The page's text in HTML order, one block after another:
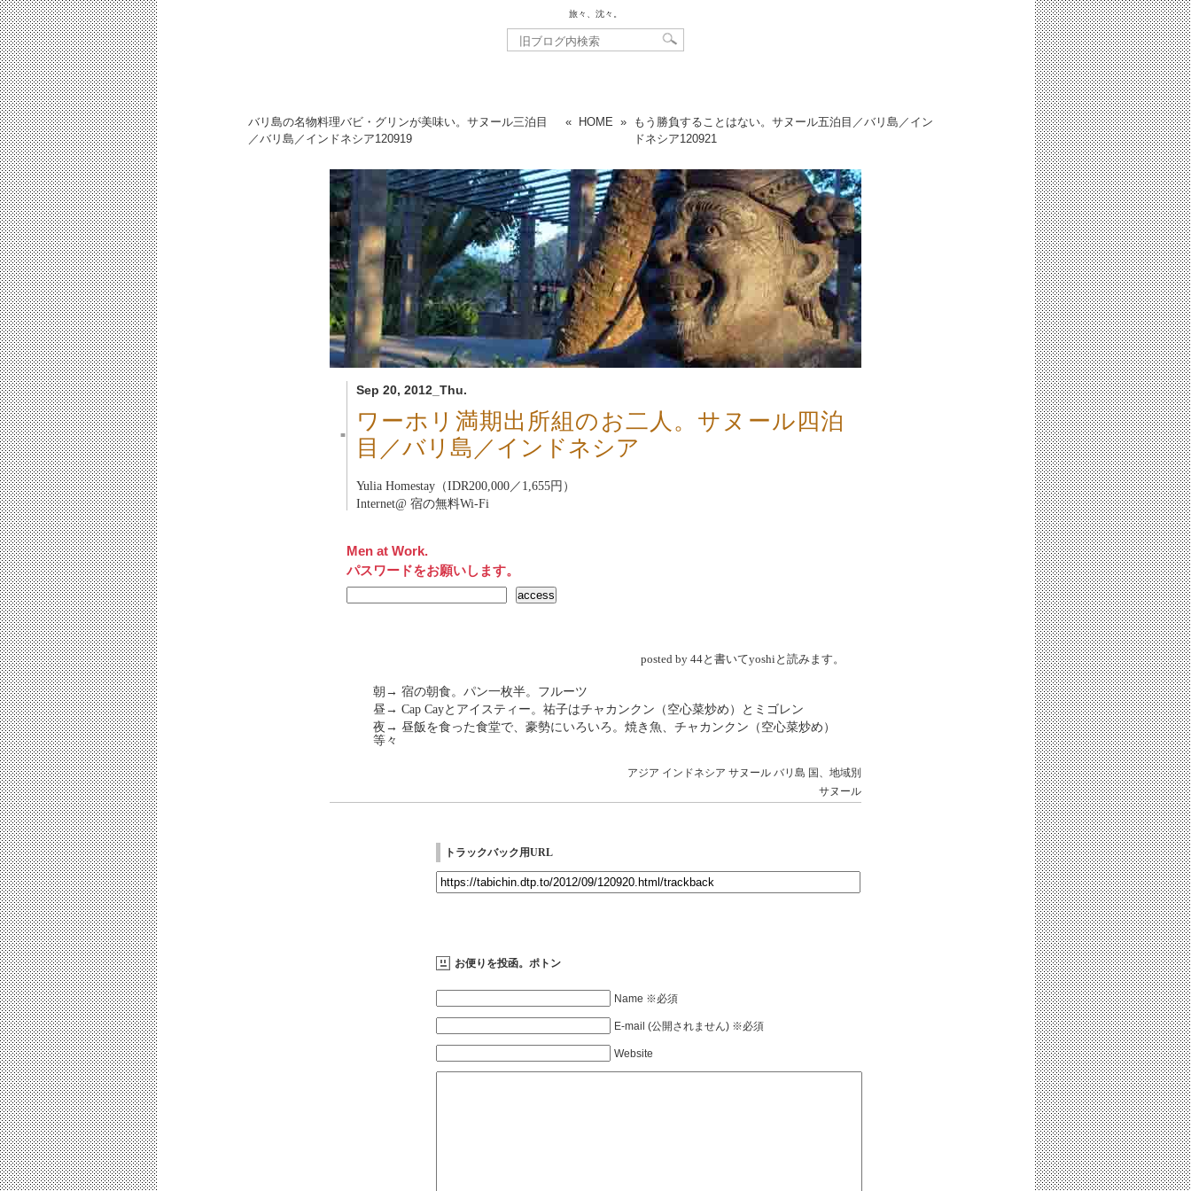
旅々、沈々。
バリ島の名物料理バビ・グリンが美味い。サヌール三泊目
／バリ島／インドネシア120919
« HOME »
もう勝負することはない。サヌール五泊目／バリ島／イン
ドネシア120921
Sep 20, 2012_Thu.
■
ワーホリ満期出所組のお二人。サヌール四泊
目／バリ島／インドネシア
Yulia Homestay（IDR200,000／1,655円）
Internet@ 宿の無料Wi-Fi
Men at Work.
パスワードをお願いします。
posted by 44と書いてyoshiと読みます。
朝→ 宿の朝食。パン一枚半。フルーツ
昼→ Cap Cayとアイスティー。祐子はチャカンクン（空心菜炒め）とミゴレン
夜→ 昼飯を食った食堂で、豪勢にいろいろ。焼き魚、チャカンクン（空心菜炒め）
等々
アジア インドネシア サヌール バリ島 国、地域別
サヌール
トラックバック用URL
お便りを投函。ポトン
Name ※必須
E-mail (公開されません) ※必須
Website